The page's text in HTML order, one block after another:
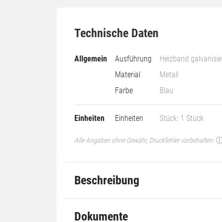
Technische Daten
Allgemein Ausführung
Heizband
Material
Metall
Farbe
Blau
Einheiten Einheiten Stück: 1 Stück
Alle Angaben ohne Gewähr, Druckfehler vorbehalten.
Beschreibung
Dokumente